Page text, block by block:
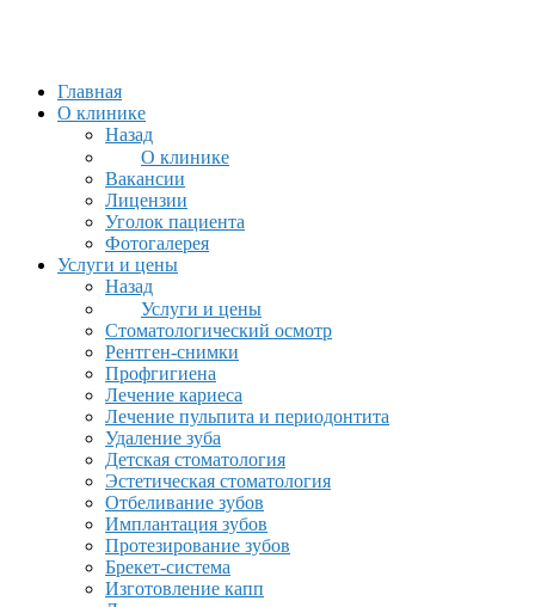
Главная
О клинике
Назад
О клинике
Вакансии
Лицензии
Уголок пациента
Фотогалерея
Услуги и цены
Назад
Услуги и цены
Стоматологический осмотр
Рентген-снимки
Профгигиена
Лечение кариеса
Лечение пульпита и периодонтита
Удаление зуба
Детская стоматология
Эстетическая стоматология
Отбеливание зубов
Имплантация зубов
Протезирование зубов
Брекет-система
Изготовление капп